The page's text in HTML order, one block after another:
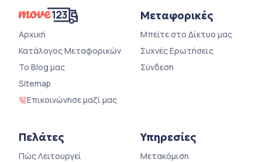
Αρχική
Κατάλογος Μεταφορικών
Το Blog μας
Sitemap
Επικοινώνησε μαζί μας
Μεταφορικές
Μπείτε στο Δίκτυο μας
Συχνές Ερωτήσεις
Σύνδεση
Πελάτες
Πώς Λειτουργεί
Υπηρεσίες
Μετακόμιση